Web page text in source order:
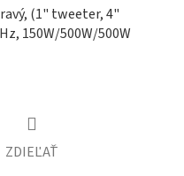
(1" tweeter, 4"
150W/500W/500W
ZDIEĽAŤ